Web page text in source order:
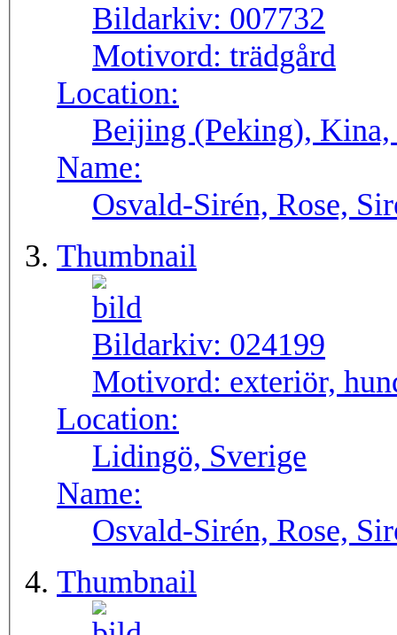
Bildarkiv: 007732
Motivord: trädgård
Location:
Beijing (Peking), Kina,
Name:
Osvald-Sirén, Rose,
Thumbnail
Bildarkiv: 024199
Motivord: exteriör,
Location:
Lidingö, Sverige
Name:
Osvald-Sirén, Rose,
Thumbnail